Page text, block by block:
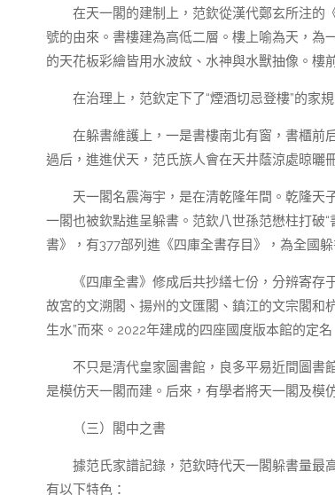
在天一閣的建制上，范欽從漢代鄭玄所注的
號的由來。書樓建為高低二層。樓上喻為天，為
的天花板彩繪皆用水波紋、水神與水獸抽像。樓
在治理上，范欽定下了“煙酒切忌登樓”的家
在躲書維護上，一是書樓南北有窗，書櫃前
過后，進進伏天，范氏族人會在天井蔭涼處晾曬
天一閣名震海宇，是在清乾隆年間。乾隆天
一閣也被欽點進呈躲書。范欽八世孫范懋柱打破
書》，有377部列進《四庫全書存目》，為全國躲
《四庫全書》修成后共抄繕七份，分辨寄
故宮的文溯閣、揚州的文匯閣、鎮江的文宗閣和
生水”而來。2022年建成的四座國度版本館的定
不只是清代皇家圖書館，良多平易近間圖書
是模仿天一閣而建。后來，有學者將天一閣及模
（三）閣中之書
據范氏家譜記錄，范欽時代天一閣躲書量最
有以下特色：